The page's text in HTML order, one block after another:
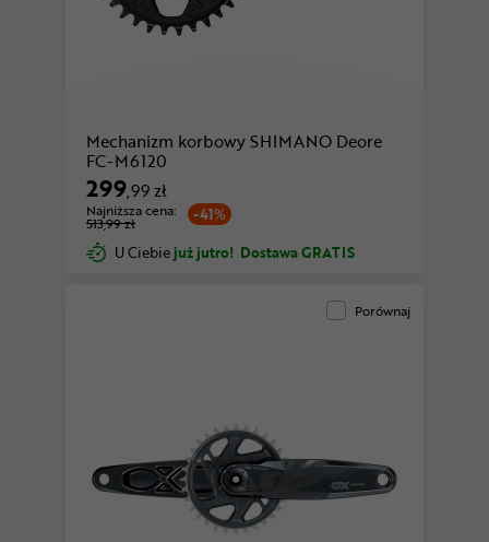
Mechanizm korbowy SHIMANO Deore
FC-M6120
299,99 zł
-41%
Najniższa cena:
513,99 zł
U Ciebie już jutro! Dostawa GRATIS
Porównaj